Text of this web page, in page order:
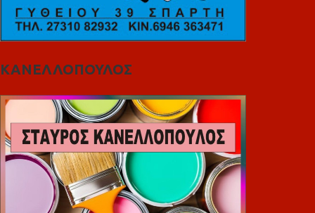
ΚΑΝΕΛΛΟΠΟΥΛΟΣ